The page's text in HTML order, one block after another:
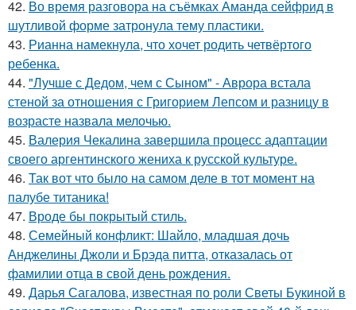
42. Во время разговора на съёмках Аманда сейфрид в
шутливой форме затронула тему пластики.
43. Рианна намекнула, что хочет родить четвёртого
ребенка.
44. "Лучше с Дедом, чем с Сыном" - Аврора встала
стеной за отношения с Григорием Лепсом и разницу в
возрасте назвала мелочью.
45. Валерия Чекалина завершила процесс адаптации
своего аргентинского жениха к русской культуре.
46. Так вот что было на самом деле в тот момент на
палубе титаника!
47. Вроде бы покрытый стиль.
48. Семейный конфликт: Шайло, младшая дочь
Анджелины Джоли и Брэда питта, отказалась от
фамилии отца в свой день рождения.
49. Дарья Сагалова, известная по роли Светы Букиной в